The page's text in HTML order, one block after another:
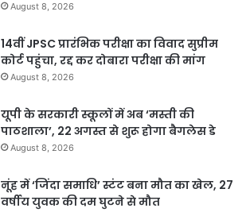
August 8, 2026
14वीं JPSC प्रारंभिक परीक्षा का विवाद सुप्रीम
कोर्ट पहुंचा, रद्द कर दोबारा परीक्षा की मांग
August 8, 2026
यूपी के सरकारी स्कूलों में अब ‘मस्ती की
पाठशाला’, 22 अगस्त से शुरू होगा बैगलेस डे
August 8, 2026
नूंह में ‘जिंदा समाधि’ स्टंट बना मौत का खेल, 27
वर्षीय युवक की दम घुटने से मौत